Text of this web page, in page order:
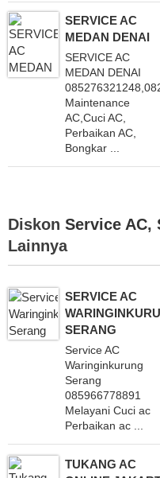
SERVICE AC
MEDAN DENAI
SERVICE AC
MEDAN DENAI
Maintenance
AC,Cuci AC,
Perbaikan AC,
Bongkar ...
Diskon Service AC,
Lainnya
SERVICE AC
SERANG
Service AC
Waringinkurung
Serang
085966778891
Melayani Cuci ac
Perbaikan ac ...
TUKANG AC